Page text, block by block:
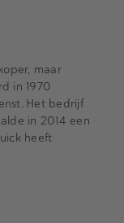
maar
in 1970
Het bedrijf
in 2014 een
heeft